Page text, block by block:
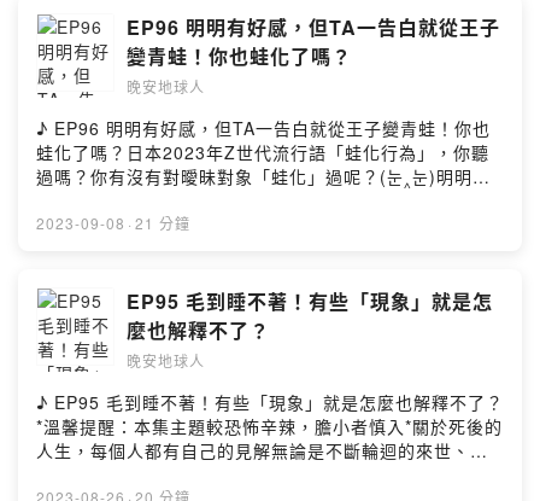
https://www.facebook.com/wanan.spacemanInstagra
m：https://www.instagram.com/wanan.spaceman▻ 晚
安星球 Wan-An Planet ◅官方網站：http://wanan-
planet.com/Facebook：
https://www.instagram.com/wananplanet/✉ 合作來信
▻ wanan.planet@gmail.comPowered by Firstory
Hosting
#晚安星球 #wananspaceman #wananplanet #WanAn•
更多晚安星球 •▻ 晚安地球人 ◅主持 / Rain雨庭 Jess傑西
動畫 / XiaoTser曉池錄音 / Rain雨庭剪輯 / Jess傑西文案
/ Rain雨庭▻ 背景BGM來源 ◅music by
daystarhttps://www.youtube.com/c/DaystarProjectmu
sic promoted by suara id https://bit.ly/3gnOcnU▻ 晚
安地球人 ◅收聽平台：
https://open.firstory.me/user/nightearth/platformsFac
ebook：
安星球 Wan-An Planet ◅官方網站：http://wanan-
planet.com/Facebook：
https://www.facebook.com/wananplanet/Instagram：
https://www.instagram.com/wananplanet/✉ 合作來信
Hosting
https://open.firstory.me/user/nightearth/platformsFac
ebook：
https://www.facebook.com/wanan.spacemanInstagra
m：https://www.instagram.com/wanan.spaceman▻ 晚
安星球 Wan-An Planet ◅官方網站：http://wanan-
planet.com/Facebook：
https://www.facebook.com/wananplanet/Instagram：
▻ wanan.planet@gmail.comPowered by Firstory
🎵晚安地球人終於開通FB和IG了，看到這兒的你快手刀去
關注一波！🔍：晚安地球人（@𝒘𝒂𝒏𝒂𝒏.𝒔𝒑𝒂𝒄𝒆𝒎𝒂𝒏）#晚安
地球人 #晚安星球 #wananspaceman #wananplanet
#WanAn #戀愛 #戀愛後被發現的事• 更多晚安星球 •▻ 晚
池錄音 / Rain雨庭剪輯 / Jess傑西文案 / Rain雨庭▻ 背景
BGM來源 ◅music by
daystarhttps://www.youtube.com/c/DaystarProjectmu
安地球人 ◅收聽平台：
https://www.facebook.com/wanan.spacemanInstagra
m：https://www.instagram.com/wanan.spaceman▻ 晚
安星球 Wan-An Planet ◅官方網站：http://wanan-
planet.com/Facebook：
https://www.facebook.com/wananplanet/Instagram：
https://www.instagram.com/wananplanet/✉ 合作來信
▻ wanan.planet@gmail.comPowered by Firstory
年人哭泣了...導致越來越多成年人都是在回家路上開啟靜
音的哭泣模式 🥺所以親愛的地球人，該哭的時候就哭吧！
別再相信不哭不哭眼淚是珍珠這句話，哭完以後再一起向
前走吧！在你們想哭時，請想起太空總部是可以寄放眼淚
的！🫶🏻祝大家always想哭就能哭，想笑就能大笑畢竟好
好正視自己的情緒與感受，比任何事情還重要 ❤️【本集精
華重點】😭在職場受委屈也只能忍住不哭？🥺😭傑西被兇
也會想哭！😭雨庭竟然很少在傑西面前哭？！🥲😭傑西發
story有關大哥姪女的父女情深也想哭😭小故事：莫名其妙
了，看到這兒的你快手刀去關注一波！🔍：晚安地球人
（@𝒘𝒂𝒏𝒂𝒏.𝒔𝒑𝒂𝒄𝒆𝒎𝒂𝒏）#晚安地球人 #晚安星球
#wananspaceman #wananplanet #WanAn• 更多晚安星
球 •▻ 晚安地球人 ◅主持 / Rain雨庭 Jess傑西動畫 /
雨庭▻ 背景BGM來源 ◅music by
daystarhttps://www.youtube.com/c/DaystarProjectmu
sic promoted by suara id https://bit.ly/3gnOcnU▻ 晚
EP96 明明有好感，但TA一告白就從王子
變青蛙！你也蛙化了嗎？
晚安地球人
♪ EP96 明明有好感，但TA一告白就從王子變青蛙！你也
蛙化了嗎？日本2023年Z世代流行語「蛙化行為」，你聽
過嗎？你有沒有對曖昧對象「蛙化」過呢？(눈‸눈)明明跟
麼一個瞬間，你突然就無感了？！🔍 蛙化現象（カエル化
｜眼中的王子突然變成青蛙，粉紅泡泡突然冷卻之意蛙化
其實說穿了就是對方讓你「冷掉」的意思可能是日積月累
的，也可能是某個瞬間導致的從童話故事《青蛙王子》延
伸而來，一告白就突然愛意消失了...蛙化現象的典型特色
之一是「突然覺得對方很噁心」嚴重的是有些人會對「出
現了這種反應的自己」感到厭惡與內疚更有些人會覺得自
己沒有愛人的能力，甚至對戀愛失去信心...理想很豐滿，
現實很骨感... 建議先別抱著要找完美情人的心態去認識朋
友吧！聲明：這集聊的都是傑西雨庭的蛙化現象，不代表
2023-09-08 · 21 分鐘
EP95 毛到睡不著！有些「現象」就是怎
麼也解釋不了？
晚安地球人
♪ EP95 毛到睡不著！有些「現象」就是怎麼也解釋不了？
*溫馨提醒：本集主題較恐怖辛辣，膽小者慎入*關於死後的
人生，每個人都有自己的見解無論是不斷輪迴的來世、天
2023-08-26 · 20 分鐘